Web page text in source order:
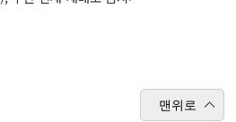
맨위로